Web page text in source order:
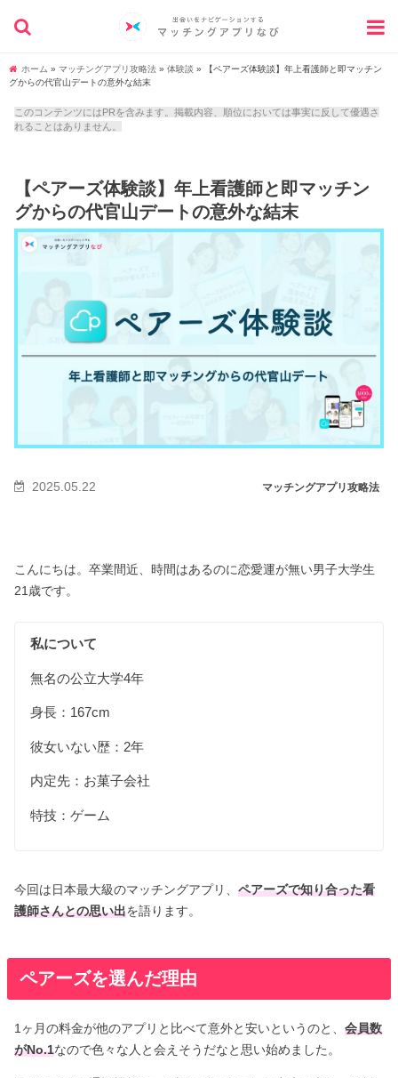
ホーム » マッチングアプリ攻略法 » 体験談 » 【ペアーズ体験談】年上看護師と即マッチン
グからの代官山デートの意外な結末
このコンテンツにはPRを含みます。掲載内容、順位においては事実に反して優遇さ
れることはありません。
【ペアーズ体験談】年上看護師と即マッチン
グからの代官山デートの意外な結末
マッチングアプリ攻略法
2025.05.22
こんにちは。卒業間近、時間はあるのに恋愛運が無い男子大学生
21歳です。
私について
無名の公立大学4年
身長：167cm
彼女いない歴：2年
内定先：お菓子会社
特技：ゲーム
今回は日本最大級のマッチングアプリ、ペアーズで知り合った看
護師さんとの思い出を語ります。
ペアーズを選んだ理由
1ヶ月の料金が他のアプリと比べて意外と安いというのと、会員数
がNo.1なので色々な人と会えそうだなと思い始めました。